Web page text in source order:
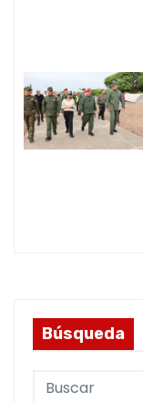
Búsqueda